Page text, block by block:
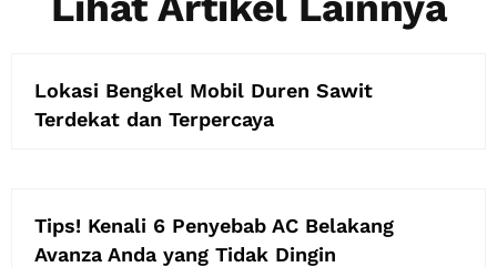
Lokasi Bengkel Mobil Duren Sawit
Terdekat dan Terpercaya
Tips! Kenali 6 Penyebab AC Belakang
Avanza Anda yang Tidak Dingin